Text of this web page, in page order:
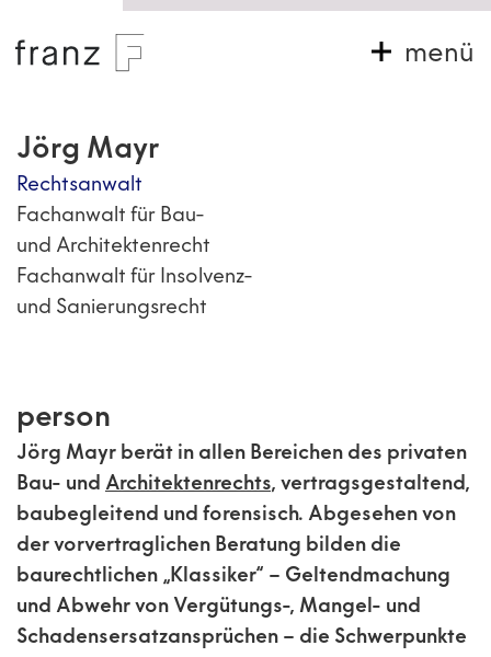
Inhalt
menü
Jörg Mayr
Rechtsanwalt
Fachanwalt für Bau-
und Architektenrecht
Fachanwalt für Insolvenz-
und Sanierungsrecht
person
Jörg Mayr berät in allen Bereichen des privaten
Bau- und Architektenrechts, vertragsgestaltend,
baubegleitend und forensisch. Abgesehen von
der vorvertraglichen Beratung bilden die
baurechtlichen „Klassiker“ – Geltendmachung
und Abwehr von Vergütungs-, Mangel- und
Schadensersatzansprüchen – die Schwerpunkte